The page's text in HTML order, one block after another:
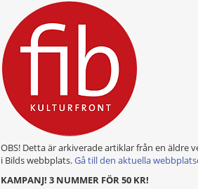
OBS! Detta är arkiverade artiklar från en äldre
i Bilds webbplats.Gå till den aktuella
KAMPANJ! 3 NUMMER FÖR 50 KR!